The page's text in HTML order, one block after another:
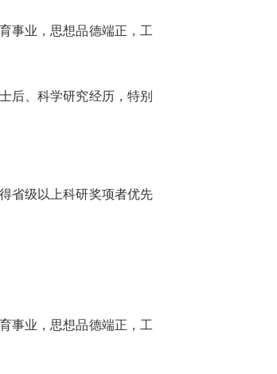
事业，思想品德端正，工
后、科学研究经历，特别
省级以上科研奖项者优先
事业，思想品德端正，工